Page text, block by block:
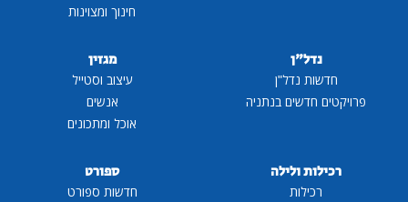
חינוך ומצוינות
נדל"ן
חדשות נדל"ן
פרויקטים חדשים בנתניה
מגזין
עיצוב וסטייל
אנשים
אוכל ומתכונים
רכילות ולילה
רכילות
ספורט
חדשות ספורט